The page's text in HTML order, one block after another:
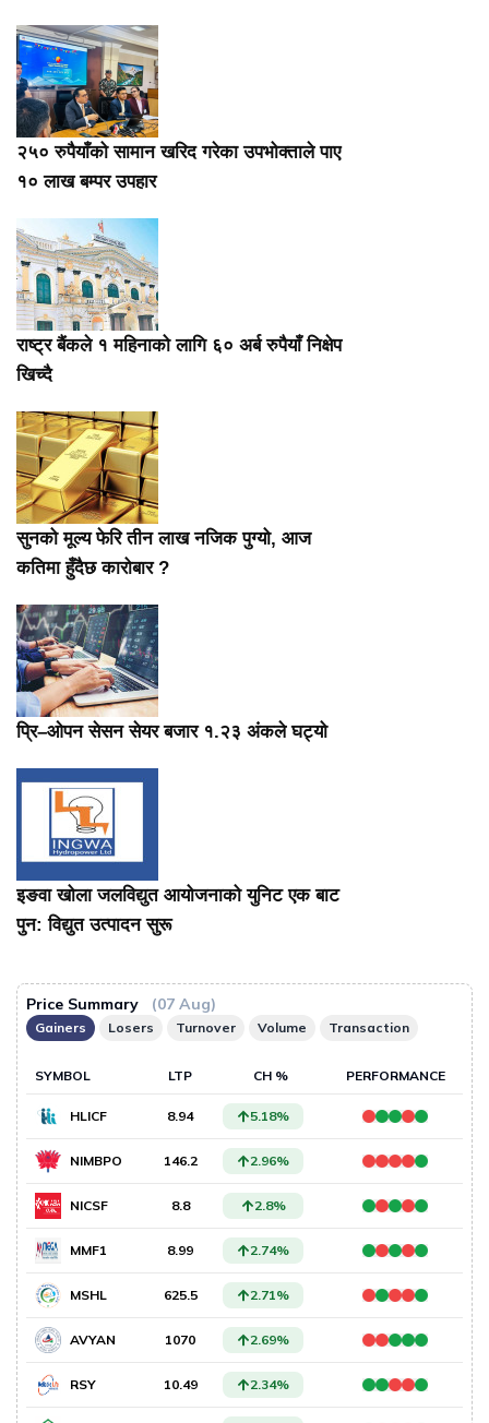
२५० रुपैयाँको सामान खरिद गरेका उपभोक्ताले पाए
१० लाख बम्पर उपहार
राष्ट्र बैंकले १ महिनाको लागि ६० अर्ब रुपैयाँ निक्षेप
खिच्दै
सुनको मूल्य फेरि तीन लाख नजिक पुग्यो, आज
कतिमा हुँदैछ कारोबार ?
प्रि–ओपन सेसन सेयर बजार १.२३ अंकले घट्यो
इङवा खोला जलविद्युत आयोजनाको युनिट एक बाट
पुन: विद्युत उत्पादन सुरू